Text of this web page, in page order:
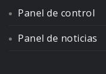
Panel de control
Panel de noticias